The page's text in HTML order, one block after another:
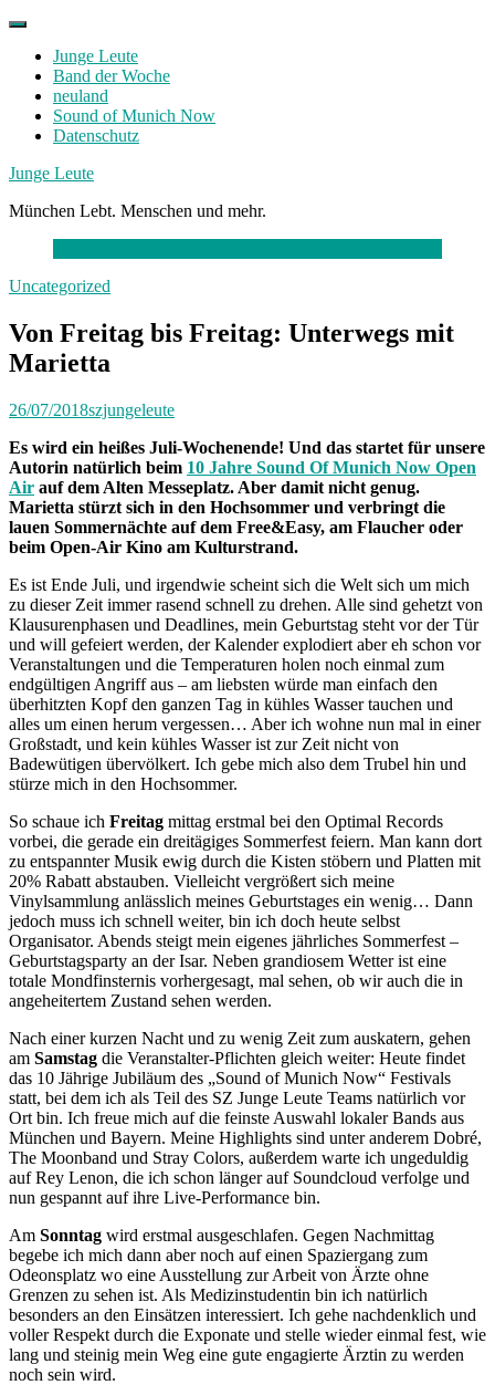
Skip
contentJunge Leute
Band der Woche
neuland
Sound of Munich Now
Datenschutz
Facebook
Twitter
Instagram
Junge Leute
München Lebt. Menschen und mehr.
Uncategorized
Von Freitag bis Freitag: Unterwegs mit
Marietta
26/07/2018szjungeleute
Es wird ein heißes Juli-Wochenende! Und das startet für unsere
Autorin natürlich beim 10 Jahre Sound Of Munich Now Open
Air auf dem Alten Messeplatz. Aber damit nicht genug.
Marietta stürzt sich in den Hochsommer und verbringt die
lauen Sommernächte auf dem Free&Easy, am Flaucher oder
beim Open-Air Kino am Kulturstrand.
Es ist Ende Juli, und irgendwie scheint sich die Welt sich um mich
zu dieser Zeit immer rasend schnell zu drehen. Alle sind gehetzt von
Klausurenphasen und Deadlines, mein Geburtstag steht vor der Tür
und will gefeiert werden, der Kalender explodiert aber eh schon vor
Veranstaltungen und die Temperaturen holen noch einmal zum
endgültigen Angriff aus – am liebsten würde man einfach den
überhitzten Kopf den ganzen Tag in kühles Wasser tauchen und
alles um einen herum vergessen… Aber ich wohne nun mal in einer
Großstadt, und kein kühles Wasser ist zur Zeit nicht von
Badewütigen übervölkert. Ich gebe mich also dem Trubel hin und
stürze mich in den Hochsommer.
So schaue ich Freitag mittag erstmal bei den Optimal Records
vorbei, die gerade ein dreitägiges Sommerfest feiern. Man kann dort
zu entspannter Musik ewig durch die Kisten stöbern und Platten mit
20% Rabatt abstauben. Vielleicht vergrößert sich meine
Vinylsammlung anlässlich meines Geburtstages ein wenig… Dann
jedoch muss ich schnell weiter, bin ich doch heute selbst
Organisator. Abends steigt mein eigenes jährliches Sommerfest –
Geburtstagsparty an der Isar. Neben grandiosem Wetter ist eine
totale Mondfinsternis vorhergesagt, mal sehen, ob wir auch die in
angeheitertem Zustand sehen werden.
Nach einer kurzen Nacht und zu wenig Zeit zum auskatern, gehen
am Samstag die Veranstalter-Pflichten gleich weiter: Heute findet
das 10 Jährige Jubiläum des „Sound of Munich Now“ Festivals
statt, bei dem ich als Teil des SZ Junge Leute Teams natürlich vor
Ort bin. Ich freue mich auf die feinste Auswahl lokaler Bands aus
München und Bayern. Meine Highlights sind unter anderem Dobré,
The Moonband und Stray Colors, außerdem warte ich ungeduldig
auf Rey Lenon, die ich schon länger auf Soundcloud verfolge und
nun gespannt auf ihre Live-Performance bin.
Am Sonntag wird erstmal ausgeschlafen. Gegen Nachmittag
begebe ich mich dann aber noch auf einen Spaziergang zum
Odeonsplatz wo eine Ausstellung zur Arbeit von Ärzte ohne
Grenzen zu sehen ist. Als Medizinstudentin bin ich natürlich
besonders an den Einsätzen interessiert. Ich gehe nachdenklich und
voller Respekt durch die Exponate und stelle wieder einmal fest, wie
lang und steinig mein Weg eine gute engagierte Ärztin zu werden
noch sein wird.